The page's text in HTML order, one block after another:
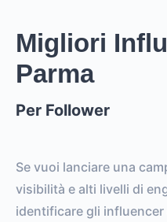
Migliori
Parma
Per Follower
Se vuoi lanciare una
visibilità e alti livelli di
identificare gli influencer